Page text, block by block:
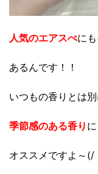
人気のエアスぺに
あるんです！！
いつもの香りとは
季節感のある香り
オススメですよ～